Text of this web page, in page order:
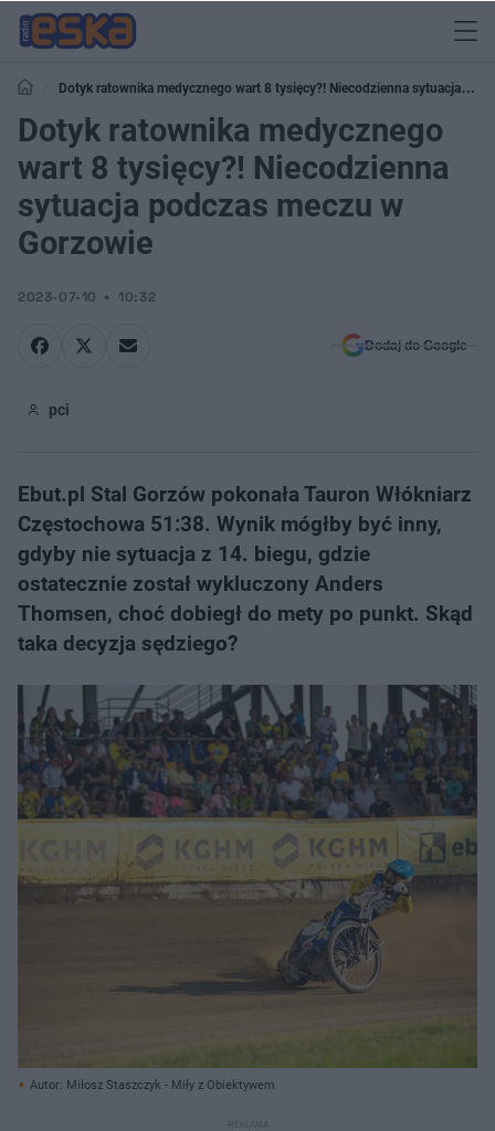
Dotyk ratownika medycznego wart 8 tysięcy?! Niecodzienna sytuacja
podczas meczu w Gorzowie
Dotyk ratownika medycznego
wart 8 tysięcy?! Niecodzienna
sytuacja podczas meczu w
Gorzowie
2023-07-10 10:32
Dodaj do Google
pci
Ebut.pl Stal Gorzów pokonała Tauron Włókniarz
Częstochowa 51:38. Wynik mógłby być inny,
gdyby nie sytuacja z 14. biegu, gdzie
ostatecznie został wykluczony Anders
Thomsen, choć dobiegł do mety po punkt. Skąd
taka decyzja sędziego?
Autor: Miłosz Staszczyk - Miły z Obiektywem